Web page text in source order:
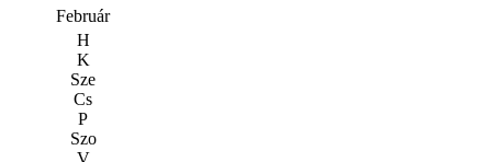
Február
H
K
Sze
Cs
P
Szo
V